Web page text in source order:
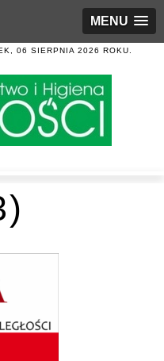
MENU
06 SIERPNIA 2026 ROKU.